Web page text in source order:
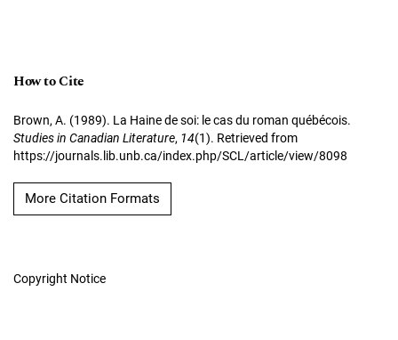
How to Cite
Brown, A. (1989). La Haine de soi: le cas du roman québécois.
Studies in Canadian Literature, 14(1). Retrieved from
https://journals.lib.unb.ca/index.php/SCL/article/view/8098
More Citation Formats
Copyright Notice